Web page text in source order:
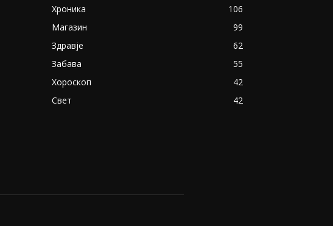
Хроника
106
Магазин
99
Здравје
62
Забава
55
Хороскоп
42
Свет
42